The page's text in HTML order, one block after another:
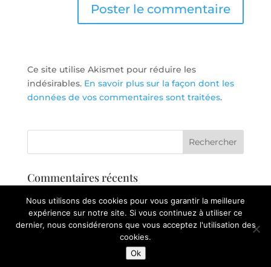
Ce site utilise Akismet pour réduire les
indésirables. En savoir plus sur la façon dont les
données de vos commentaires sont traitées.
Commentaires récents
Archives
Nous utilisons des cookies pour vous garantir la meilleure
expérience sur notre site. Si vous continuez à utiliser ce
dernier, nous considérerons que vous acceptez l'utilisation des
cookies.
Ok